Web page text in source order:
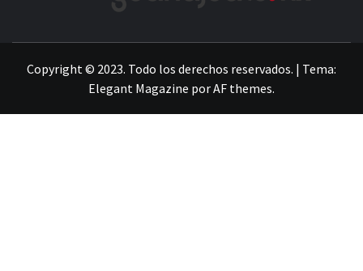
Copyright © 2023. Todo los derechos reservados. | Tema:
Elegant Magazine porAF themes.